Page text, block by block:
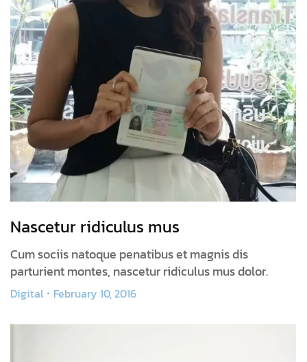
Nascetur ridiculus mus
Cum sociis natoque penatibus et magnis dis
parturient montes, nascetur ridiculus mus dolor.
Digital February 10, 2016